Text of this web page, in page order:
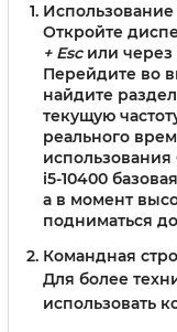
Откройте
+ Escили через
Перейдите во
найдите
текущую
реального
i5-10400
а в момент
подниматься
Командная
Для более
использовать